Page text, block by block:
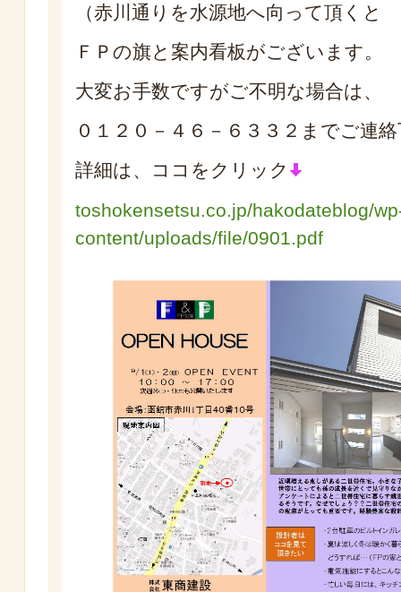
（赤川通りを水源地へ向って頂くと
ＦＰの旗と案内看板がございます。
大変お手数ですがご不明な場合は、
０１２０－４６－６３３２までご連
詳細は、ココをクリック
toshokensetsu.co.jp/hakodateblog/
content/uploads/file/0901.pdf